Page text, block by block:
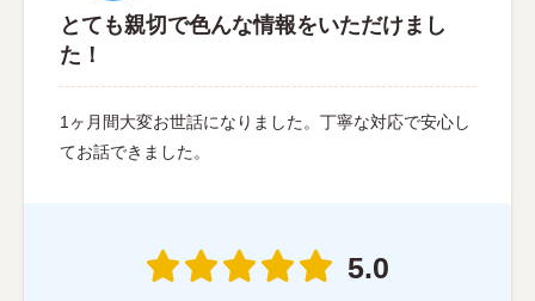
とても親切で色んな情報をいただけまし
た！
1ヶ月間大変お世話になりました。丁寧な対応で安心し
てお話できました。
5.0